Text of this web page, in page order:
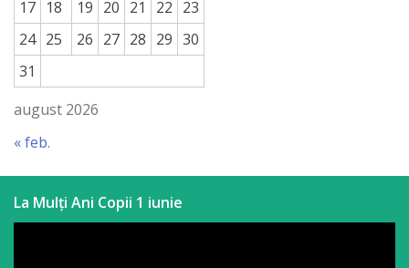
august 2026
17 18 19 20 21 22 23
24 25 26 27 28 29 30
31
« feb.
La Mulți Ani Copii 1 iunie